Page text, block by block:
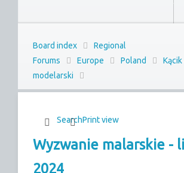
Board index
Regional
Forums
Europe Poland
modelarski
SearchPrint view
Wyzwanie malarskie -
2024